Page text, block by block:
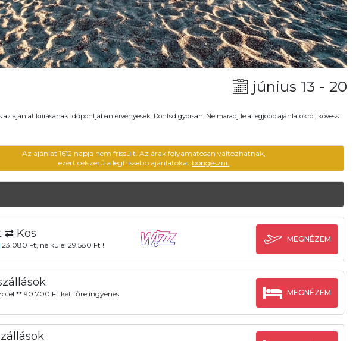
június 13 - 20
ajánlat kiírásanak időpontjában érvényesek. Döntsd gyorsan. Ne maradj le a legjobb ajánlatokról, kövess
Az ajánlat 1612 napja nem frissült. Az árak folyamatosan változhatnak,
ezért célszerű a legfrissebb ajánlatokat böngészni.
⇄ Kos
23.080 Ft, nélküle: 29.580 Ft !
MEGNÉZEM
** 90.700 Ft két főre ingyenes
MEGNÉZEM